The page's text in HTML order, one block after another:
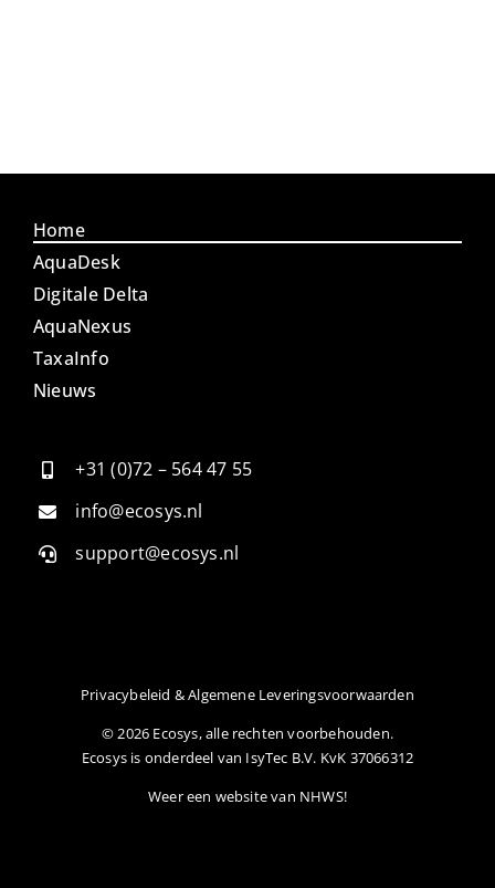
Home
AquaDesk
Digitale Delta
AquaNexus
TaxaInfo
Nieuws
+31 (0)72 – 564 47 55
info@ecosys.nl
support@ecosys.nl
Privacybeleid & Algemene Leveringsvoorwaarden
© 2026 Ecosys, alle rechten voorbehouden.
Ecosys is onderdeel van IsyTec B.V. KvK 37066312
Weer een website van NHWS!